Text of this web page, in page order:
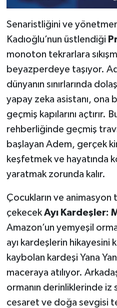
Senaristliğini ve
Kadıoğlu’nun üstlendiği
monoton tekrarlara
beyazperdeye taşıyor.
dünyanın sınırlarında
yapay zeka asistanı, ona
geçmiş kapılarını açtırır.
rehberliğinde geçmiş
başlayan Adem, gerçek
keşfetmek ve hayatında
yaratmak zorunda kalır.
Çocukların ve animasyon
çekecek Ayı Kardeşler:
Amazon’un yemyeşil
ayı kardeşlerin
kaybolan kardeşi Yana
maceraya atılıyor.
ormanın derinliklerinde iz
cesaret ve doğa sevgisi